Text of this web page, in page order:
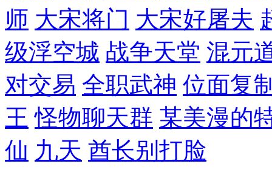
师 大宋将门 大宋好屠夫
级浮空城 战争天堂 混元
对交易 全职武神 位面复
王 怪物聊天群 某美漫的
仙 九天 酋长别打脸